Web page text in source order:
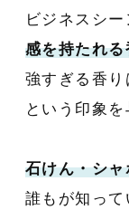
ビジネスシ
感を持たれる
強すぎる香り
という印象を
石けん・シャ
誰もが知っ